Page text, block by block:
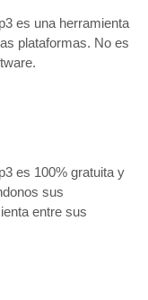
es una herramienta
plataformas. No es
es 100% gratuita y
sus
entre sus